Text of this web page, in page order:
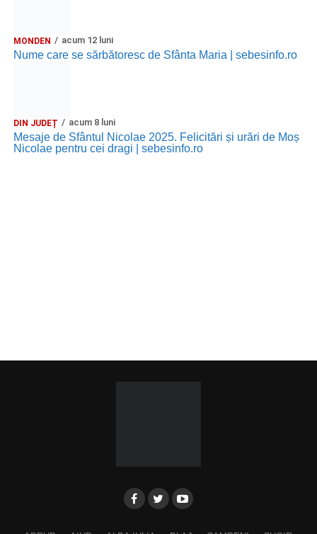
MONDEN acum 12 luni
Nume care se sărbătoresc de Sfânta Maria | sebesinfo.ro
DIN JUDEȚ acum 8 luni
Mesaje de Sfântul Nicolae 2025. Felicitări și urări de Moș
Nicolae pentru cei dragi | sebesinfo.ro